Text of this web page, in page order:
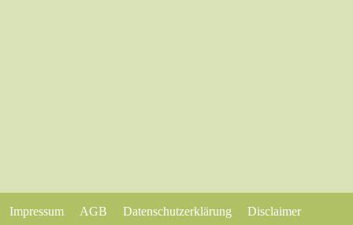
Impressum AGB Datenschutzerklärung Disclaimer